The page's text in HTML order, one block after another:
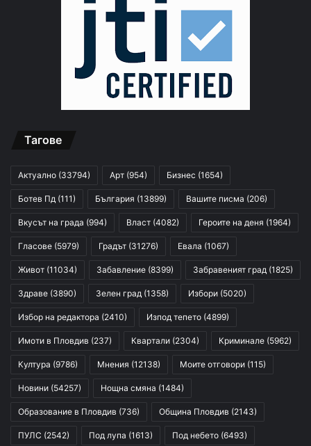
Тагове
Актуално (33794) Арт (954) Бизнес (1654)
Ботев Пд (111) България (13899) Вашите писма (206)
Вкусът на града (994) Власт (4082) Героите на деня (1964)
Гласове (5979) Градът (31276) Евала (1067)
Живот (11034) Забавление (8399) Забравеният град (1825)
Здраве (3890) Зелен град (1358) Избори (5020)
Избор на редактора (2410) Изпод тепето (4899)
Имоти в Пловдив (237) Квартали (2304) Криминале (5962)
Култура (9786) Мнения (12138) Моите отговори (115)
Новини (54257) Нощна смяна (1484)
Образование в Пловдив (736) Община Пловдив (2143)
ПУЛС (2542) Под лупа (1613) Под небето (6493)